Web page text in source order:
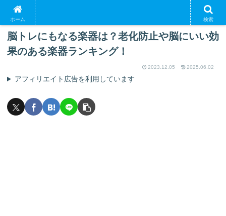
PR
脳トレにもなる楽器は？老化防止や脳にいい効
果のある楽器ランキング！
2023.12.05 2025.06.02
アフィリエイト広告を利用しています
ホーム 検索